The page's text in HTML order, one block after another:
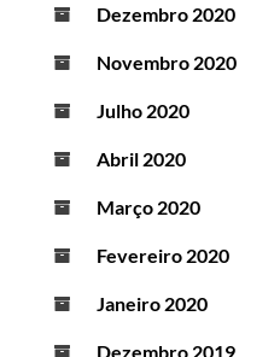
Dezembro 2020
Novembro 2020
Julho 2020
Abril 2020
Março 2020
Fevereiro 2020
Janeiro 2020
Dezembro 2019